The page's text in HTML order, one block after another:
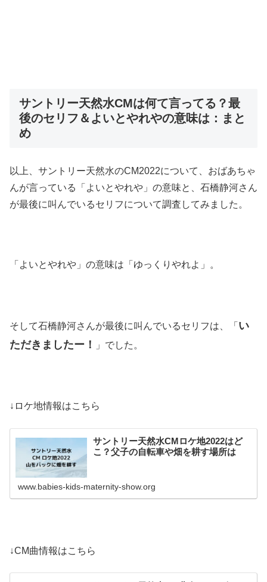
サントリー天然水CMは何て言ってる？最
後のセリフ＆よいとやれやの意味は：まと
め
以上、サントリー天然水のCM2022について、おばあちゃ
んが言っている「よいとやれや」の意味と、石橋静河さん
が最後に叫んでいるセリフについて調査してみました。
「よいとやれや」の意味は「ゆっくりやれよ」。
そして石橋静河さんが最後に叫んでいるセリフは、「 い
ただきましたー！
」でした。
↓ロケ地情報はこちら
サントリー天然水CMロケ地2022はど
こ？父子の自転車や畑を耕す場所は
www.babies-kids-maternity-show.org
↓CM曲情報はこちら